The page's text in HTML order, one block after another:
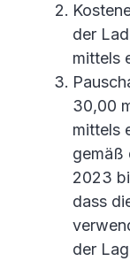
der
mittels
30,00
mittels
gemäß
2023
dass
der